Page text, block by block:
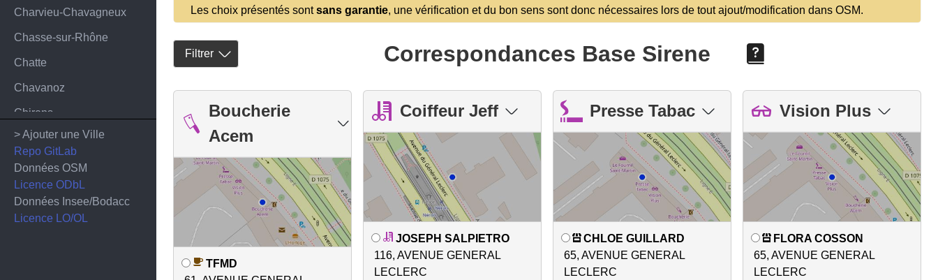
Charvieu-Chavagneux
Chasse-sur-Rhône
Chatte
Chavanoz
Chirens
Chuzelles
Claix
Clelles
Corbelin
> Ajouter une Ville
Repo GitLab
Données OSM
Licence ODbL
Données Insee/Bodacc
Licence LO/OL
Les choix présentés sontsans garantie, une vérification et du bon sens sont donc nécessaires lors de tout ajout/modification dans OSM.
Filtrer Correspondances Base Sirene
Boucherie
Acem
TFMD
Coiffeur Jeff
JOSEPH SALPIETRO
116, AVENUE GENERAL
LECLERC
Presse Tabac
CHLOE GUILLARD
65, AVENUE GENERAL
LECLERC
Vision Plus
FLORA COSSON
65, AVENUE GENERAL
LECLERC